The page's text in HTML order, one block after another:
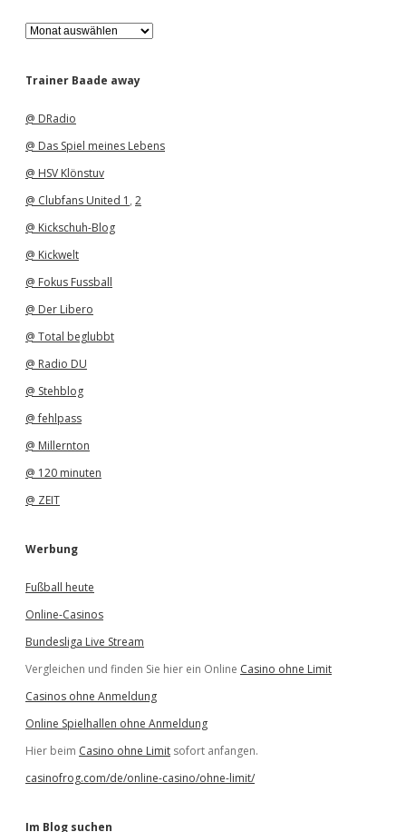
A
r
h
Trainer Baade away
@ DRadio
@ Das Spiel meines Lebens
@ HSV Klönstuv
@ Clubfans United 1 , 2
@ Kickschuh-Blog
@ Kickwelt
@ Fokus Fussball
@ Der Libero
@ Total beglubbt
@ Radio DU
@ Stehblog
@ fehlpass
@ Millernton
@ 120 minuten
@ ZEIT
Werbung
Fußball heute
Online-Casinos
Bundesliga Live Stream
Vergleichen und finden Sie hier ein Online Casino ohne Limit
Casinos ohne Anmeldung
Online Spielhallen ohne Anmeldung
Hier beim Casino ohne Limit sofort anfangen.
casinofrog.com/de/online-casino/ohne-limit/
Im Blog suchen